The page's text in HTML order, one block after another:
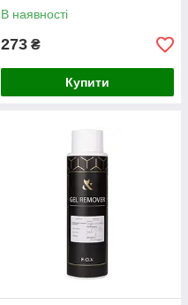
В наявності
273 ₴
Купити